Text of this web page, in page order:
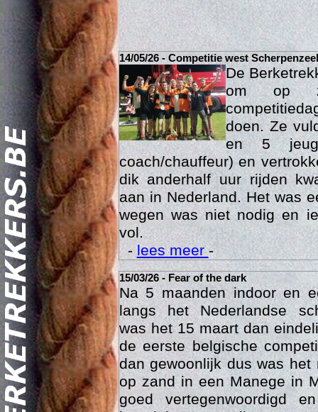
14/05/26 - Competitie west Scherpenzeel
De
om op
doen. Ze
en 5
coach/chauffeur) en
dik anderhalf uur rijden
aan in Nederland. Het was
wegen was niet nodig en
vol.
-lees meer-
15/03/26 - Fear of the dark
Na 5 maanden indoor en
langs het Nederlandse
was het 15 maart dan
de eerste belgische
dan gewoonlijk dus was
op zand in een Manege in
goed vertegenwoordigd